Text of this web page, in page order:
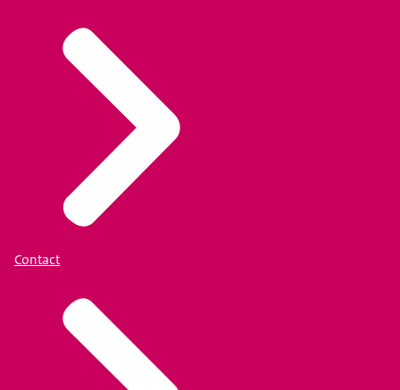
Contact